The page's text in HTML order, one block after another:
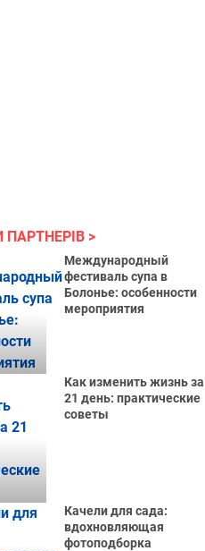
ПАРТНЕРІВ
Международный
фестиваль супа в
Болонье: особенности
мероприятия
Как изменить жизнь за
21 день: практические
советы
Качели для сада:
вдохновляющая
фотоподборка